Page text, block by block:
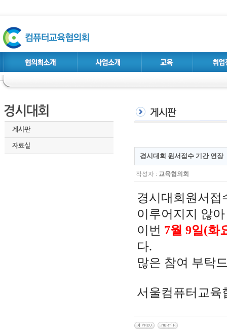
게시판
자료실
경시대회 원서접수 기간 연장
작성자 : 교육협의회
경시대회원서
이루어지지 않
이번 7월 9일(화
다.
많은 참여 부탁
서울컴퓨터교육